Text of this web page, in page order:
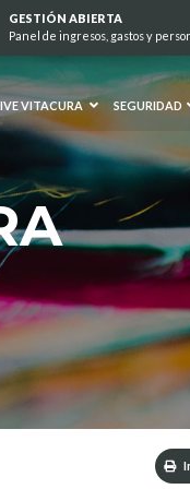
GESTIÓN ABIERTA
Panel de ingresos, gastos y
VITACURA SEGURIDAD